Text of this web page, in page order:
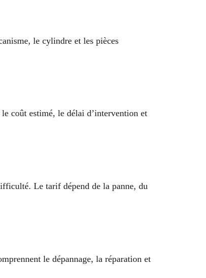
le cylindre et les pièces
coût estimé, le délai d’intervention et
Le tarif dépend de la panne, du
le dépannage, la réparation et